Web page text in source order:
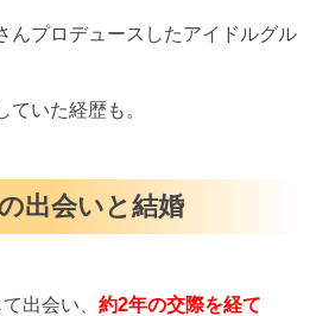
んプロデュースしたアイドルグル
ていた経歴も。
出会いと結婚
出会い、 約2年の交際を経て